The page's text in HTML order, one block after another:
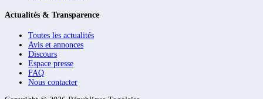
Actualités & Transparence
Toutes les actualités
Avis et annonces
Discours
Espace presse
FAQ
Nous contacter